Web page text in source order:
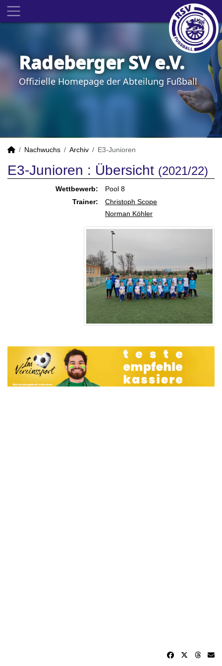
Radeberger SV e.V.
Offizielle Homepage der Abteilung Fußball
Nachwuchs Archiv E3-Junioren
E3-Junioren : Übersicht (2021/22)
Wettbewerb:
Pool 8
Trainer:
Christoph Scope
Norman Köhler